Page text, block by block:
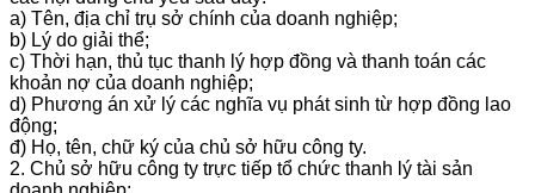
a) Tên, địa chỉ trụ sở chính của doanh nghiệp;
b) Lý do giải thể;
c) Thời hạn, thủ tục thanh lý hợp đồng và thanh toán các
khoản nợ của doanh nghiệp;
d) Phương án xử lý các nghĩa vụ phát sinh từ hợp đồng lao
động;
đ) Họ, tên, chữ ký của chủ sở hữu công ty.
2. Chủ sở hữu công ty trực tiếp tổ chức thanh lý tài sản